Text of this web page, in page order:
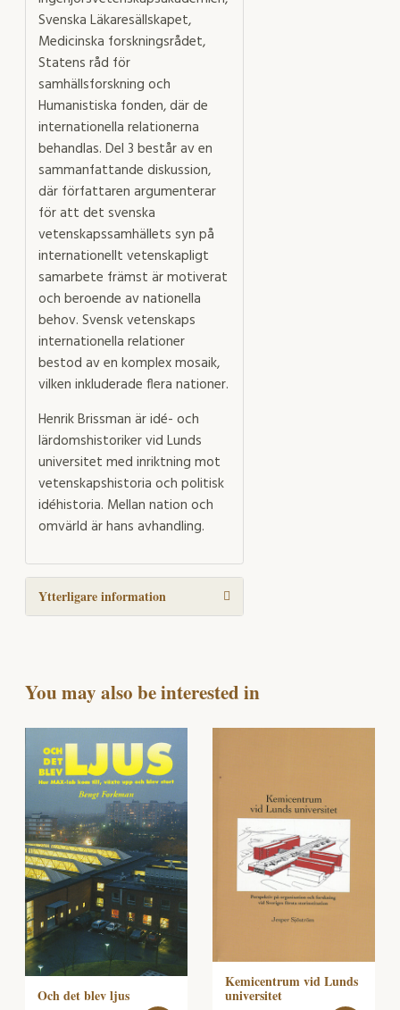
Svenska Läkaresällskapet,
Medicinska forskningsrådet,
Statens råd för
samhällsforskning och
Humanistiska fonden, där de
internationella relationerna
behandlas. Del 3 består av en
sammanfattande diskussion,
där författaren argumenterar
för att det svenska
vetenskapssamhällets syn på
internationellt vetenskapligt
samarbete främst är motiverat
och beroende av nationella
behov. Svensk vetenskaps
internationella relationer
bestod av en komplex mosaik,
vilken inkluderade flera nationer.
Henrik Brissman är idé- och
lärdomshistoriker vid Lunds
universitet med inriktning mot
vetenskapshistoria och politisk
idéhistoria. Mellan nation och
omvärld är hans avhandling.
Ytterligare information
You may also be interested in
Och det blev ljus
Kemicentrum vid Lunds
universitet